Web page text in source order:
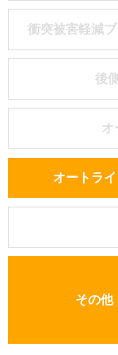
衝突被害軽減
後
オ
オートライ
その他